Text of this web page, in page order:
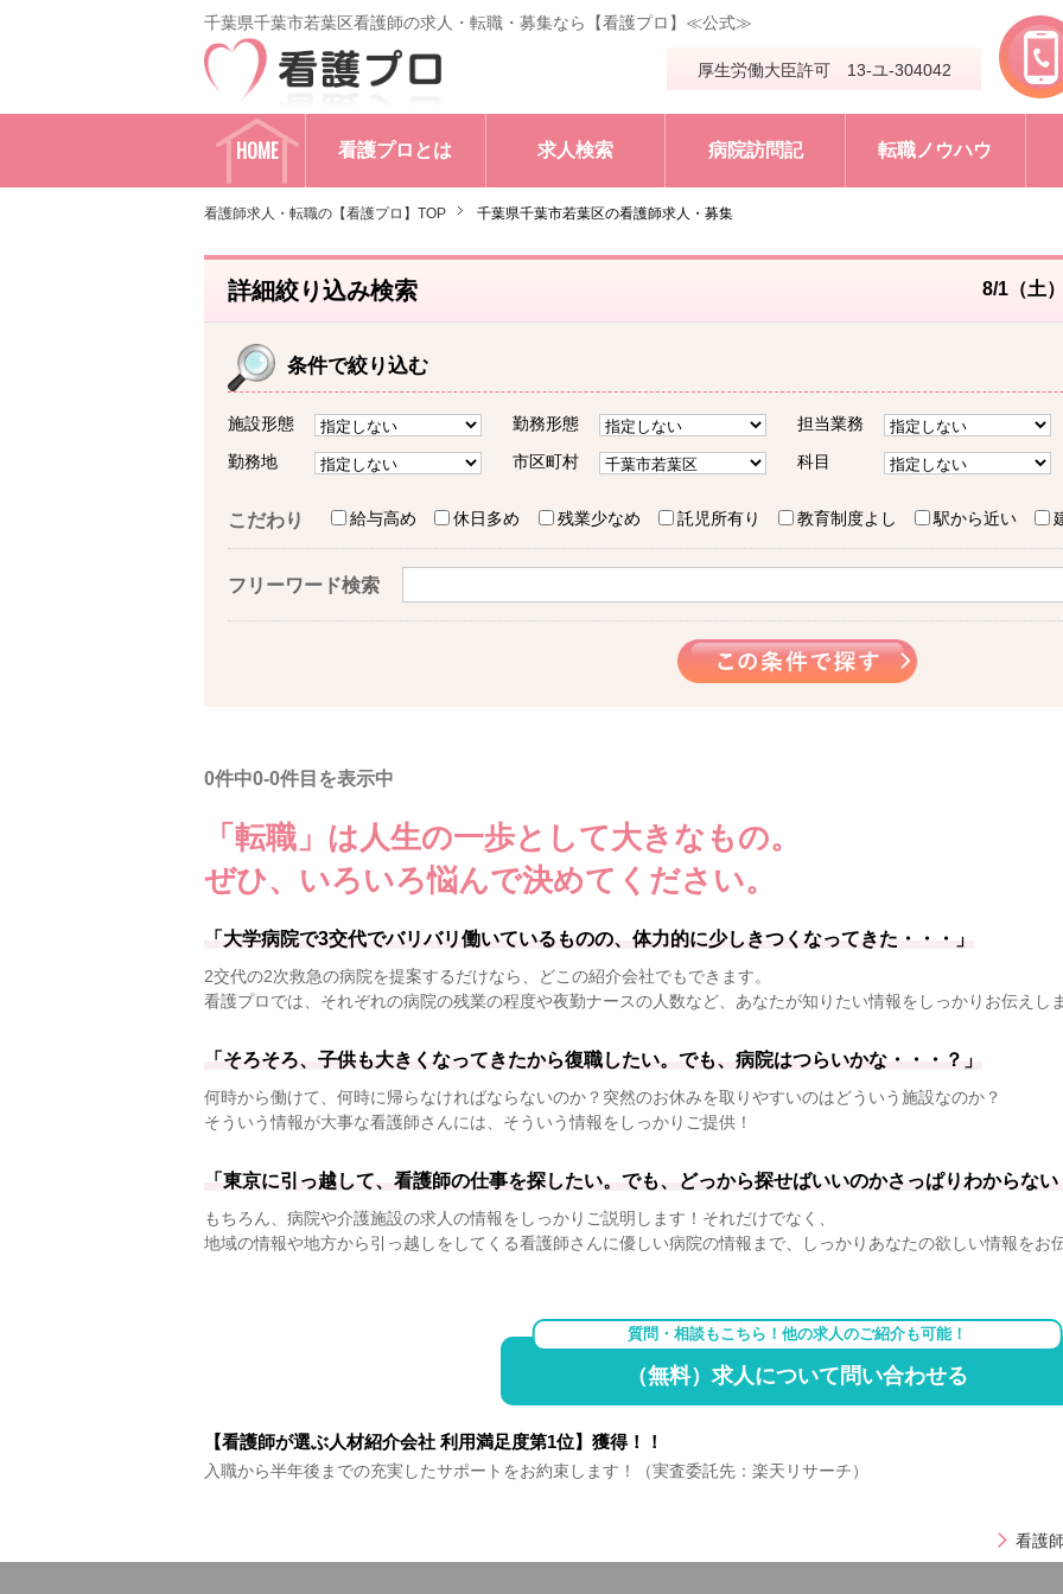
千葉県千葉市若葉区看護師の求人・転職・募集なら【看護プロ】≪公式≫
厚生労働大臣許可 13-ユ-304042
HOME 看護プロとは 求人検索 病院訪問記 転職ノウハウ
看護師求人・転職の【看護プロ】TOP 千葉県千葉市若葉区の看護師求人・募集
詳細絞り込み検索 8/1（土
条件で絞り込む
施設形態 勤務形態
担当業務
勤務地
市区町村 科目
こだわり 給与高め 休日多め 残業少なめ 託児所有り 教育制度よし 駅から近い
フリーワード検索
0件中0-0件目を表示中
「転職」は人生の一歩として大きなもの。
ぜひ、いろいろ悩んで決めてください。
「大学病院で3交代でバリバリ働いているものの、体力的に少しきつくなってきた・・・」
2交代の2次救急の病院を提案するだけなら、どこの紹介会社でもできます。
看護プロでは、それぞれの病院の残業の程度や夜勤ナースの人数など、あなたが知りたい情報をしっかりお伝えし
「そろそろ、子供も大きくなってきたから復職したい。でも、病院はつらいかな・・・？」
何時から働けて、何時に帰らなければならないのか？突然のお休みを取りやすいのはどういう施設なのか？
そういう情報が大事な看護師さんには、そういう情報をしっかりご提供！
「東京に引っ越して、看護師の仕事を探したい。でも、どっから探せばいいのかさっぱりわからな
もちろん、病院や介護施設の求人の情報をしっかりご説明します！それだけでなく、
地域の情報や地方から引っ越しをしてくる看護師さんに優しい病院の情報まで、しっかりあなたの欲しい情報をお
質問・相談もこちら！他の求人のご紹介も可能！
（無料）求人について問い合わせる
【看護師が選ぶ人材紹介会社 利用満足度第1位】獲得！！
入職から半年後までの充実したサポートをお約束します！（実査委託先：楽天リサーチ）
看護